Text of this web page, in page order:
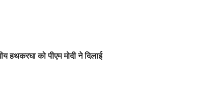
हथकरघा को पीएम मोदी ने दिलाई